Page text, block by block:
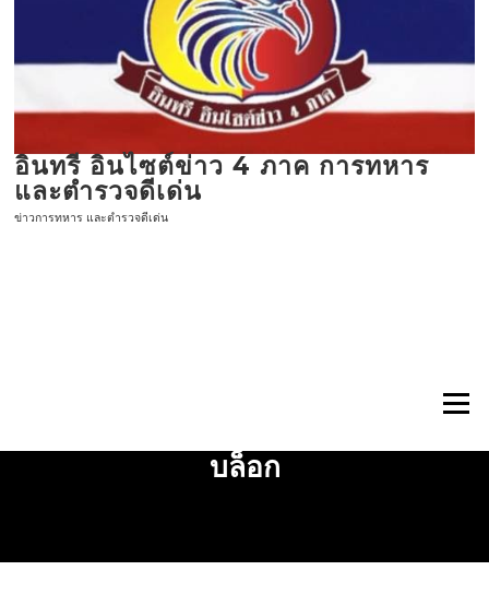
อินทรี อินไซต์ข่าว 4 ภาค การทหาร
และตำรวจดีเด่น
ข่าวการทหาร และตำรวจดีเด่น
เมนู
บล็อก